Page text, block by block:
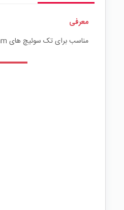
معرفی
مناسب برای تک سوئیچ های 12x12mm